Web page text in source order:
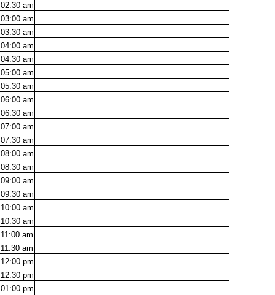
02:30 am
03:00 am
03:30 am
04:00 am
04:30 am
05:00 am
05:30 am
06:00 am
06:30 am
07:00 am
07:30 am
08:00 am
08:30 am
09:00 am
09:30 am
10:00 am
10:30 am
11:00 am
11:30 am
12:00 pm
12:30 pm
01:00 pm